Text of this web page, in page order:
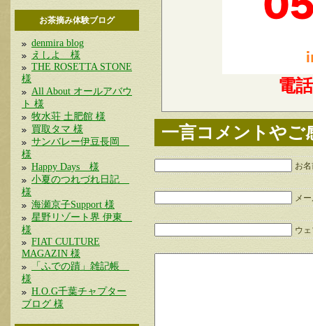
お茶摘み体験ブログ
denmira blog
えしよ 様
THE ROSETTA STONE
様
All About オールアバウ
ト 様
牧水荘 土肥館 様
買取タマ 様
サンバレー伊豆長岡
様
Happy Days 様
小夏のつれづれ日記
様
海瀬京子Support 様
星野リゾート界 伊東
様
FIAT CULTURE
MAGAZIN 様
「ふでの蹟」雑記帳
様
H.O.G千葉チャプター
ブログ 様
電話
一言コメントやご
お
メ
ウ